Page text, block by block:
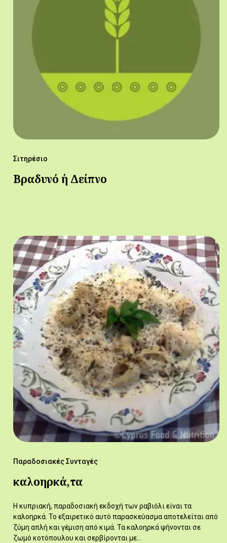
Σιτηρέσιο
Βραδυνό ή Δείπνο
Παραδοσιακές Συνταγές
καλοηρκά,τα
Η κυπριακή, παραδοσιακή εκδοχή των ραβιόλι είναι τα
καλοηρκά. Το εξαιρετικό αυτό παρασκεύασμα αποτελείται από
ζύμη απλή και γέμιση από κιμά. Τα καλοηρκά ψήνονται σε
ζωμό κοτόπουλου και σερβίρονται με…